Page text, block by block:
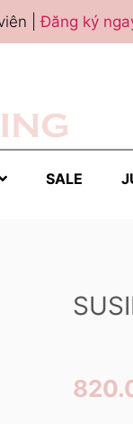
|Đăng ký
SALE